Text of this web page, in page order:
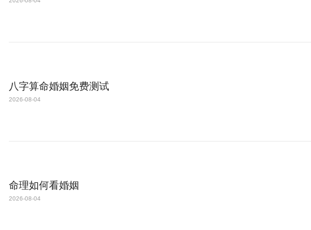
八字算命婚姻免费测试
2026-08-04
命理如何看婚姻
2026-08-04